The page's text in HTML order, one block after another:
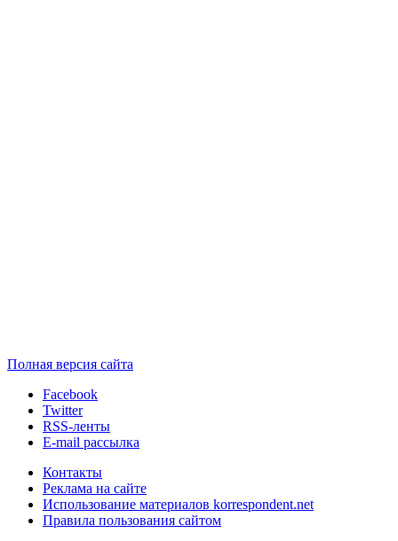
Полная версия сайта
Facebook
Twitter
RSS-ленты
E-mail рассылка
Контакты
Реклама на сайте
Использование материалов korrespondent.net
Правила пользования сайтом